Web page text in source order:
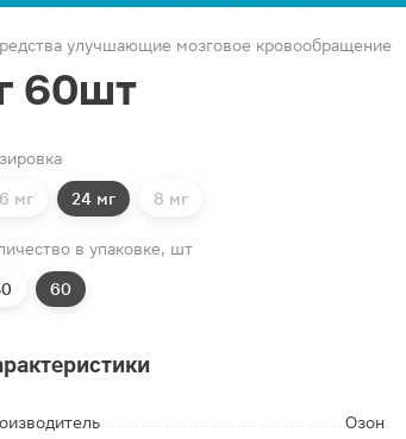
улучшающие мозговое кровообращение
60шт
мг 24 мг 8 мг
в упаковке, шт
60
Озон